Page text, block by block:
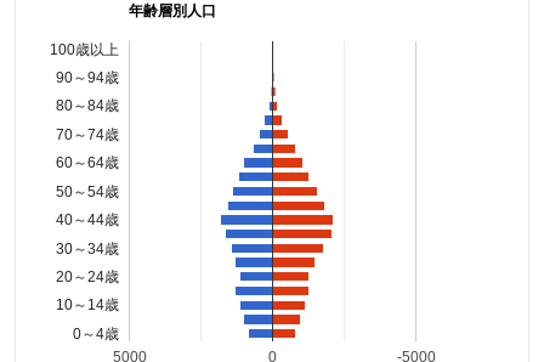
年齢層別人口
5000 0 -5000
0～4歳
10～14歳
20～24歳
30～34歳
40～44歳
50～54歳
60～64歳
70～74歳
80～84歳
90～94歳
100歳以上